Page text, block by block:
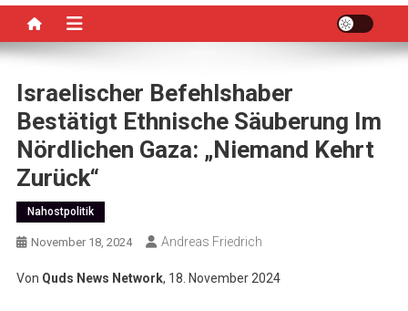
Israelischer Befehlshaber
Bestätigt Ethnische Säuberung Im
Nördlichen Gaza: „Niemand Kehrt
Zurück“
Nahostpolitik
November 18, 2024 Andreas Friedrich
Von Quds News Network, 18. November 2024